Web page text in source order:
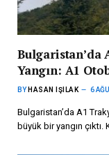
Bulgaristan’da
Yangın: A1
BY HASAN IŞILAK 6
Bulgaristan’da A1
büyük bir yangın